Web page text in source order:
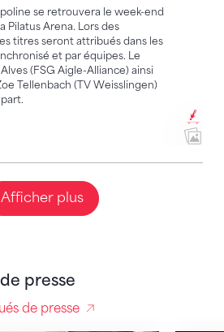
se retrouvera le week-end
Pilatus Arena. Lors des
titres seront attribués dans les
et par équipes. Le
(FSG Aigle-Alliance) ainsi
Tellenbach (TV Weisslingen)
Afficher plus
presse
de presse